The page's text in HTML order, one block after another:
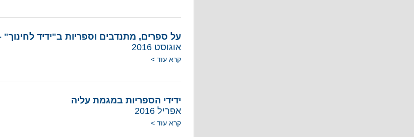
על ספרים, מתנדבים וספריות ב"ידיד
אוגוסט 2016
קרא עוד >
ידידי הספריות במגמת עליה
אפריל 2016
קרא עוד >